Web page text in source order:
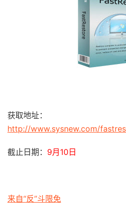
获取地址：
http://www.sysnew.com/
截止日期： 9月10日
来自“反”斗限免